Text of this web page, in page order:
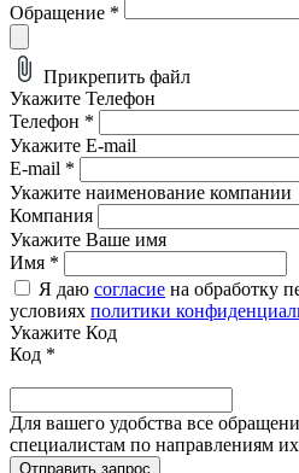
Обращение *
Прикрепить файл
Укажите Телефон
Телефон *
Укажите E-mail
E-mail *
Укажите наименование компании
Компания
Укажите Ваше имя
Имя *
Я даю согласие на обработку
условиях политики
Укажите Код
Код *
Для вашего удобства все
специалистам по направлениям их
Отправить запрос